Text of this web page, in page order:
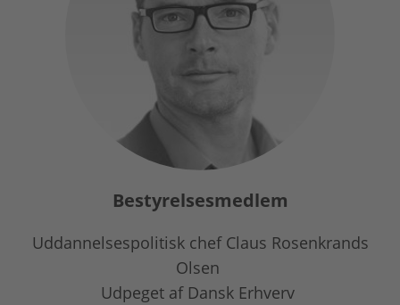
Bestyrelsesmedlem
Uddannelsespolitisk chef Claus Rosenkrands
Olsen
Udpeget af Dansk Erhverv